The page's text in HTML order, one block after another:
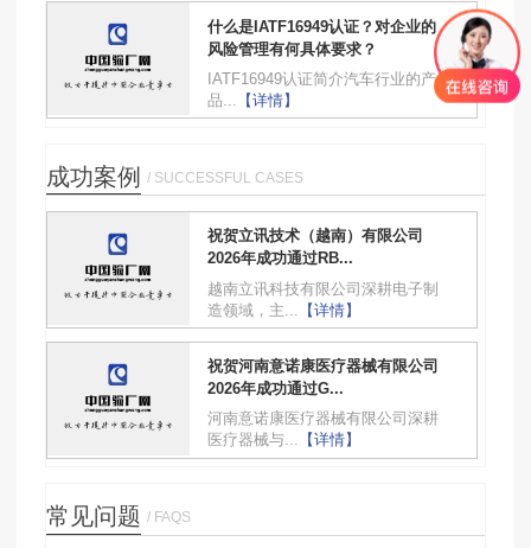
什么是IATF16949认证？对企业的
风险管理有何具体要求？
IATF16949认证简介汽车行业的产
品...
【详情】
成功案例 / SUCCESSFUL CASES
祝贺立讯技术（越南）有限公司
2026年成功通过RB...
越南立讯科技有限公司深耕电子制
造领域，主...
【详情】
祝贺河南意诺康医疗器械有限公司
2026年成功通过G...
河南意诺康医疗器械有限公司深耕
医疗器械与... 【详情】
常见问题 / FAQS